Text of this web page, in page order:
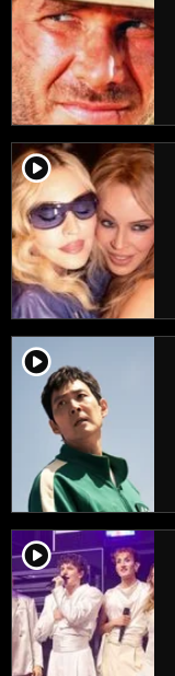
player2
player2
player2